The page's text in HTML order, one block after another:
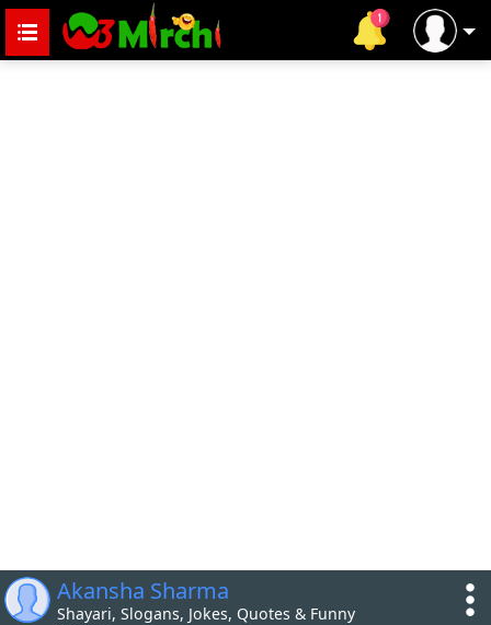
Akansha Sharma
Shayari, Slogans, Jokes, Quotes & Funny